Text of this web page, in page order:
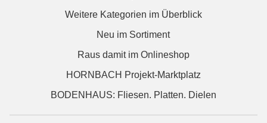
Weitere Kategorien im Überblick
Neu im Sortiment
Raus damit im Onlineshop
HORNBACH Projekt-Marktplatz
BODENHAUS: Fliesen. Platten. Dielen